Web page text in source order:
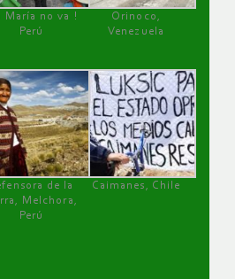
María no va !
Perú
Orinoco,
Venezuela
de la
Melchora,
Perú
Caimanes, Chile